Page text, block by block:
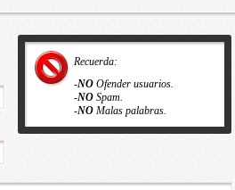
Recuerda:
-NO Ofender usuarios.
-NO Spam.
-NO Malas palabras.